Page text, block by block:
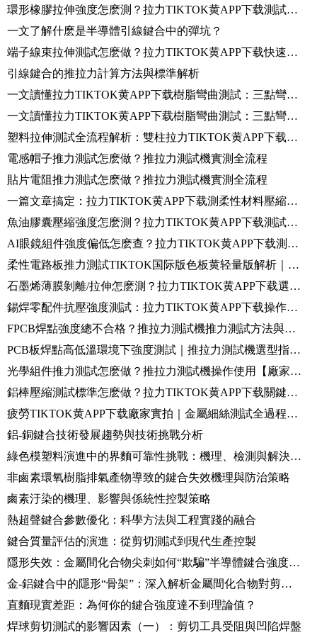
環形橡膠拉伸強度怎麽測？拉力TIKTOK黄APP下载測試方法與結果分析
一文了解什麽是半導體引線鍵合中的彈坑？
端子線束拉伸測試怎麽做？拉力TIKTOK黄APP下载快速裝夾與自動記錄方案
引線鍵合的推拉力計算方法與標準解析
一文讀懂拉力TIKTOK黄APP下载樹脂彎曲測試：三點彎曲原理+圖譜解讀+標準全流程
一文讀懂拉力TIKTOK黄APP下载樹脂彎曲測試：三點彎曲原理+圖譜解讀+標準全流程
塑料拉伸測試全流程解析：雙柱拉力TIKTOK黄APP下载+視頻引伸計應用和操作步驟詳解
電感帽子推力測試怎麽做？推拉力測試機實測全流程
貼片電阻推力測試怎麽做？推拉力測試機實測全流程
一篇文章搞定：拉力TIKTOK黄APP下载測柔性材料壓縮彈性模量，就這麽簡單！
魚油膠囊壓縮強度怎麽測？拉力TIKTOK黄APP下载測試方法分享
AI眼鏡組件強度偏低怎麽查？拉力TIKTOK黄APP下载測試誤差排查指南
柔性電路板推力測試TIKTOK国际版色板黄轻量版解析｜Beta-S100推拉力測試機操作指南
石墨烯薄膜剝離/拉伸怎麽測？拉力TIKTOK黄APP下载選型指南+實測演示
錫焊零配件抗壓強度測試：拉力TIKTOK黄APP下载操作指南
FPCB焊點強度總不合格？推拉力測試機推力測試方法與判定標準
PCB板焊點高低溫環境下強度測試｜推拉力測試機選型指南+實測演示
光學組件推力測試怎麽做？推拉力測試機操作使用【廠家實測】
鋁棒壓縮測試標準怎麽做？拉力TIKTOK黄APP下载關鍵參數與注意事項
疲勞TIKTOK黄APP下载廠家實拍｜金屬細絲測試全過程演示
鋁-銅鍵合技術發展趨勢與技術挑戰分析
綠色模塑料演進中的界麵可靠性挑戰：機理、檢測與解決方案
非鹵素環氧樹脂排氣產物導致的鍵合失效機理與防治策略
鹵素汙染的機理、影響與係統性控製策略
熱超聲鍵合參數優化：科學方法與工程實踐的融合
鍵合質量評估的演進：從剪切測試到現代生產控製
隱形失效：金屬間化合物尖刺如何“欺騙”半導體鍵合強度測試
金-鋁鍵合中的隱形“骨架”：深入解析金屬間化合物對剪切性能的影響
直麵現實差距：為何你的鍵合強度達不到理論值？
焊球剪切測試的影響因素（一）：剪切工具受阻與凹陷焊盤